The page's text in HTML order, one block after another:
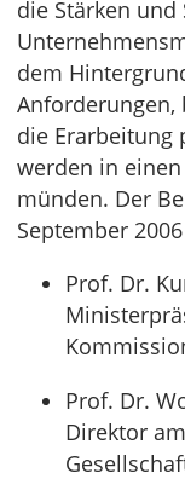
die Stärken und
dem
Anforderungen,
die Erarbeitung
werden in
münden. Der
September
Prof. Dr.
Prof. Dr.
Direktor